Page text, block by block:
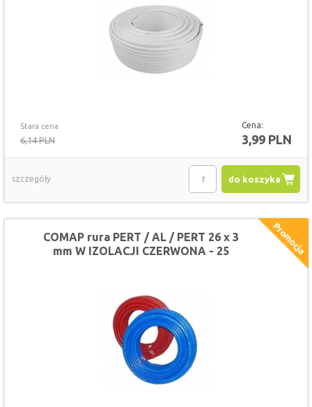
Stara cena
6,14 PLN
Cena:
3,99 PLN
do koszyka
szczegóły
COMAP rura PERT / AL / PERT 26 x 3
mm W IZOLACJI CZERWONA - 25